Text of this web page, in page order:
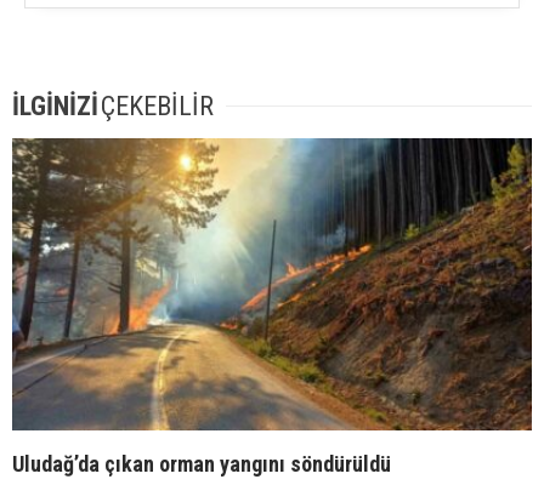
İLGİNİZİÇEKEBİLİR
Uludağ’da çıkan orman yangını söndürüldü